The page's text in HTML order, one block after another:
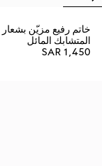
المتشابك المائل
SAR 1,450